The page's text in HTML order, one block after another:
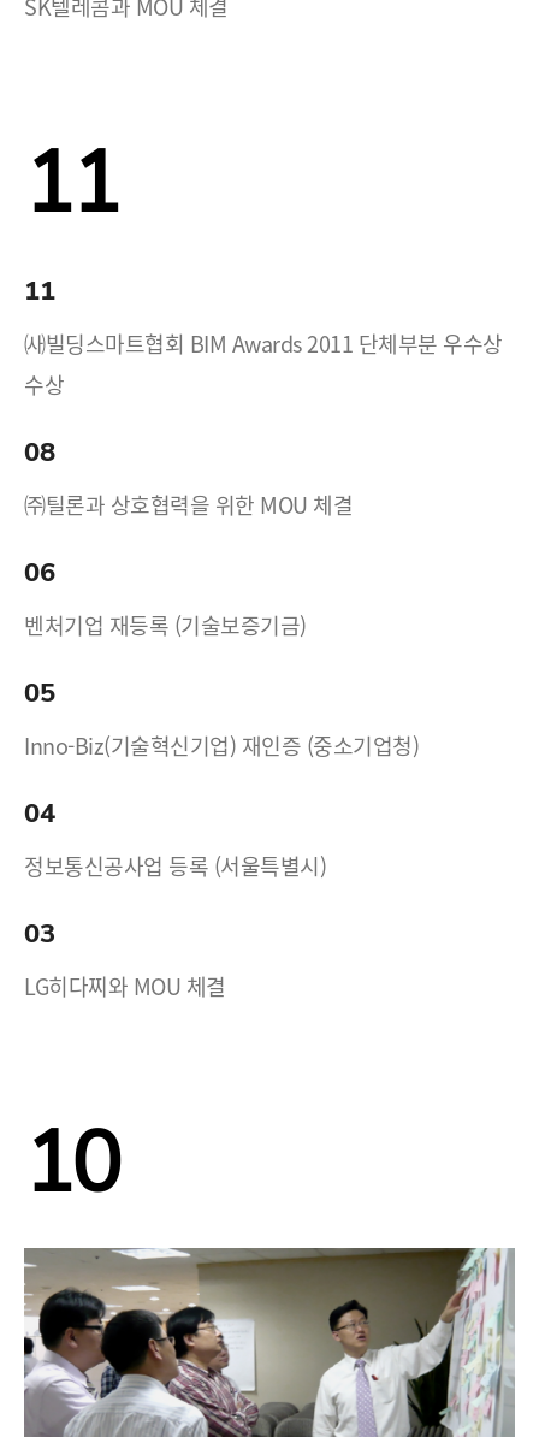
SK텔레콤과 MOU 체결
11
11
㈔빌딩스마트협회 BIM Awards 2011 단체부분 우수상
수상
08
㈜틸론과 상호협력을 위한 MOU 체결
06
벤처기업 재등록 (기술보증기금)
05
Inno-Biz(기술혁신기업) 재인증 (중소기업청)
04
정보통신공사업 등록 (서울특별시)
03
LG히다찌와 MOU 체결
10